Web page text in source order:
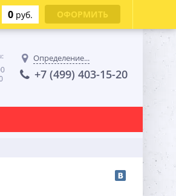
Определение...
+7 (499) 403-15-20
0 руб. ОФОРМИТЬ